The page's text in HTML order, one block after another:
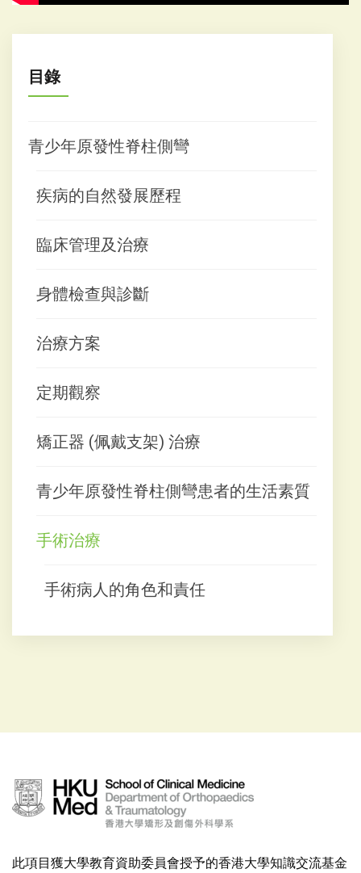
目錄
青少年原發性脊柱側彎
疾病的自然發展歷程
臨床管理及治療
身體檢查與診斷
治療方案
定期觀察
矯正器 (佩戴支架) 治療
青少年原發性脊柱側彎患者的生活素質
手術治療
手術病人的角色和責任
此項目獲大學教育資助委員會授予的香港大學知識交流基金